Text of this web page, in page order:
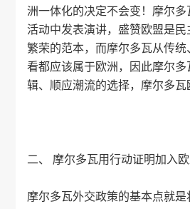
洲一体化的决定不会变！摩尔
活动中发表演讲，盛赞欧盟是
繁荣的范本，而摩尔多瓦从传
看都应该属于欧洲，因此摩尔
辑、顺应潮流的选择，摩尔多瓦
二、 摩尔多瓦用行动证明加入
摩尔多瓦外交政策的基本点就